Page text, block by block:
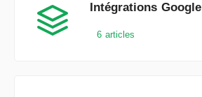
Intégrations Google
6 articles